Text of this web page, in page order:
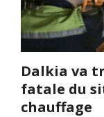
Dalkia va
fatale du
chauffage